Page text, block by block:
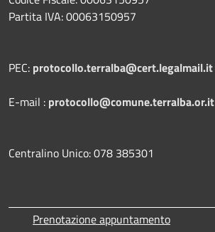
Partita IVA: 00063150957
PEC: protocollo.terralba@cert.legalmail.it
E-mail : protocollo@comune.terralba.or.it
Centralino Unico: 078 385301
Prenotazione appuntamento